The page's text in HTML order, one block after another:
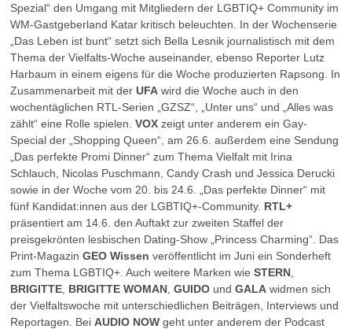
Spezial“ den Umgang mit Mitgliedern der LGBTIQ+ Community im
WM-Gastgeberland Katar kritisch beleuchten. In der Wochenserie
„Das Leben ist bunt“ setzt sich Bella Lesnik journalistisch mit dem
Thema der Vielfalts-Woche auseinander, ebenso Reporter Lutz
Harbaum in einem eigens für die Woche produzierten Rapsong. In
Zusammenarbeit mit der UFA wird die Woche auch in den
wochentäglichen RTL-Serien „GZSZ“, „Unter uns“ und „Alles was
zählt“ eine Rolle spielen. VOX zeigt unter anderem ein Gay-
Special der „Shopping Queen“, am 26.6. außerdem eine Sendung
„Das perfekte Promi Dinner“ zum Thema Vielfalt mit Irina
Schlauch, Nicolas Puschmann, Candy Crash und Jessica Derucki
sowie in der Woche vom 20. bis 24.6. „Das perfekte Dinner“ mit
fünf Kandidat:innen aus der LGBTIQ+-Community. RTL+
präsentiert am 14.6. den Auftakt zur zweiten Staffel der
preisgekrönten lesbischen Dating-Show „Princess Charming“. Das
Print-Magazin GEO Wissen veröffentlicht im Juni ein Sonderheft
zum Thema LGBTIQ+. Auch weitere Marken wie STERN
BRIGITTE BRIGITTE WOMAN GUIDO und GALA widmen sich
der Vielfaltswoche mit unterschiedlichen Beiträgen, Interviews und
Reportagen. Bei AUDIO NOW geht unter anderem der Podcast